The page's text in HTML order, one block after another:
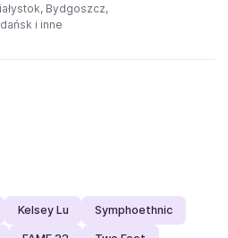
Bydgoszcz,
i inne
Kelsey Lu Symphoethnic